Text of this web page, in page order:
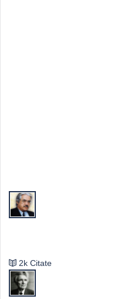
2k Citate